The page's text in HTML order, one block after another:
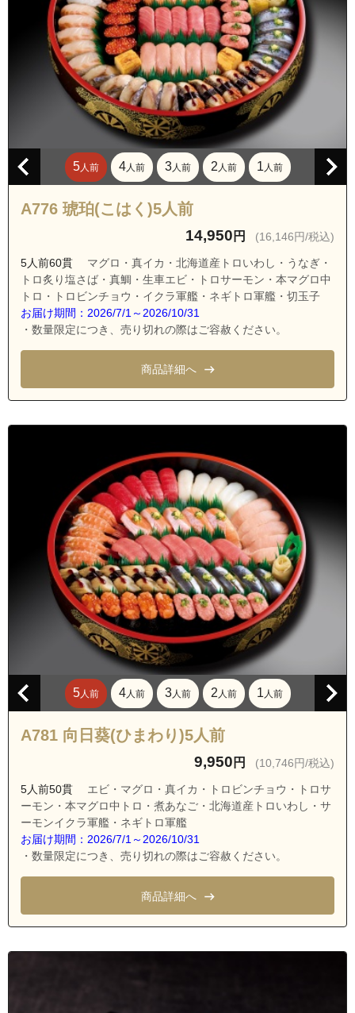
沖縄県浦添市前田４丁目
沖縄県浦添市牧港１丁目
沖縄県浦添市牧港２丁目
沖縄県浦添市牧港３丁目
沖縄県浦添市牧港４丁目
沖縄県浦添市牧港５丁目
沖縄県浦添市港川
沖縄県浦添市港川２丁目
沖縄県中頭郡西原町上原
沖縄県中頭郡西原町翁長
沖縄県中頭郡西原町千原
沖縄県中頭郡西原町棚原
沖縄県中頭郡西原町徳佐田
沖縄県中頭郡西原町森川
沖縄県中頭郡中城村北上原
沖縄県中頭郡中城村南上原
沖縄県浦添市内間１丁目
沖縄県浦添市内間２丁目
沖縄県浦添市内間３丁目
沖縄県浦添市内間４丁目
沖縄県浦添市内間５丁目
沖縄県浦添市大平
沖縄県浦添市大平２丁目
沖縄県浦添市小湾
沖縄県浦添市勢理客１丁目
沖縄県浦添市勢理客２丁目
沖縄県浦添市勢理客３丁目
沖縄県浦添市仲西１丁目
沖縄県浦添市仲西２丁目
沖縄県浦添市仲西３丁目
5人前 4人前 3人前 2 人前 1人前
A776 琥珀(こはく)5人前
14,950 円 (16,146円/税込)
5人前60貫
マグロ・真イカ・北海道産トロいわし・うなぎ・
トロ炙り塩さば・真鯛・生車エビ・トロサーモン・本マグロ中
トロ・トロビンチョウ・イクラ軍艦・ネギトロ軍艦・切玉子
お届け期間：2026/7/1～2026/10/31
・数量限定につき、売り切れの際はご容赦ください。
商品詳細へ
5人前 4人前 3人前 2 人前 1人前
A781 向日葵(ひまわり)5人前
9,950 円 (10,746円/税込)
5人前50貫
エビ・マグロ・真イカ・トロビンチョウ・トロサ
ーモン・本マグロ中トロ・煮あなご・北海道産トロいわし・サ
ーモンイクラ軍艦・ネギトロ軍艦
お届け期間：2026/7/1～2026/10/31
・数量限定につき、売り切れの際はご容赦ください。
商品詳細へ